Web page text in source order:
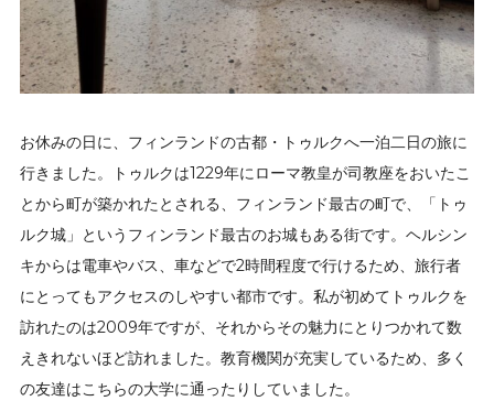
お休みの日に、フィンランドの古都・トゥルクへ一泊二日の旅に
行きました。トゥルクは1229年にローマ教皇が司教座をおいたこ
とから町が築かれたとされる、フィンランド最古の町で、「トゥ
ルク城」というフィンランド最古のお城もある街です。ヘルシン
キからは電車やバス、車などで2時間程度で行けるため、旅行者
にとってもアクセスのしやすい都市です。私が初めてトゥルクを
訪れたのは2009年ですが、それからその魅力にとりつかれて数
えきれないほど訪れました。教育機関が充実しているため、多く
の友達はこちらの大学に通ったりしていました。